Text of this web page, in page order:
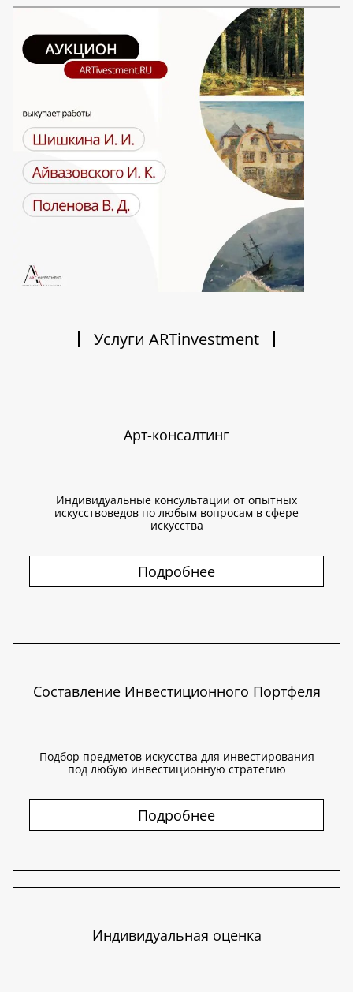
Услуги ARTinvestment
Арт-консалтинг
Индивидуальные консультации от опытных
искусствоведов по любым вопросам в сфере
искусства
Подробнее
Составление Инвестиционного Портфеля
Подбор предметов искусства для инвестирования
под любую инвестиционную стратегию
Подробнее
Индивидуальная оценка